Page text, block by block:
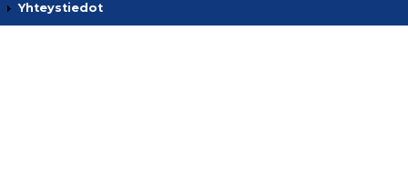
Yhteystiedot